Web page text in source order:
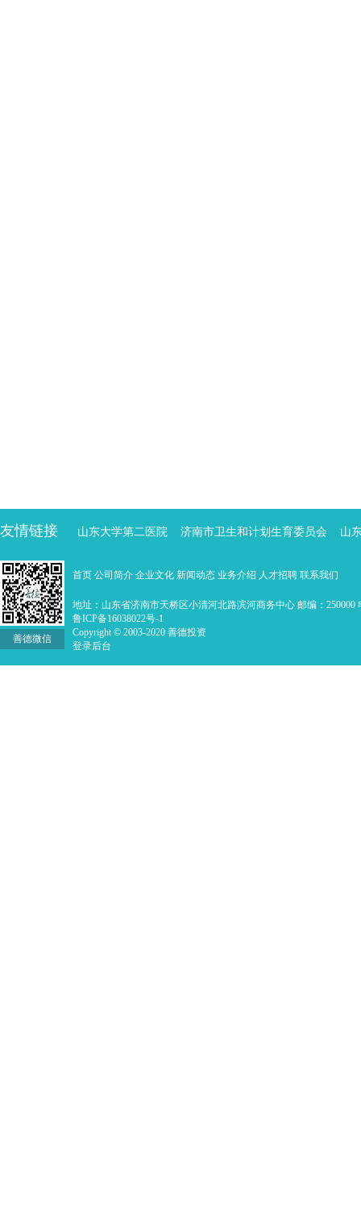
友情链接 山东大学第二医院 济南市卫生和计划生育委员会 山
善德微信
首页 公司简介 企业文化 新闻动态 业务介绍 人才招聘 联系我们
地址：山东省济南市天桥区小清河北路滨河商务中心 邮编：250000
鲁ICP备16038022号-1
Copyright © 2003-2020 善德投资
登录后台